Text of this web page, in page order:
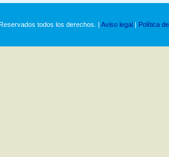
todos los derechos. | Aviso legal | Política